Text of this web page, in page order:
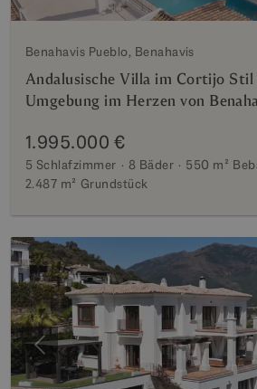
Benahavis Pueblo, Benahavis
Andalusische Villa im Cortijo
Umgebung im Herzen von
1.995.000 €
5 Schlafzimmer 8 Bäder 550 m²
2.487 m² Grundstück
Vorherige